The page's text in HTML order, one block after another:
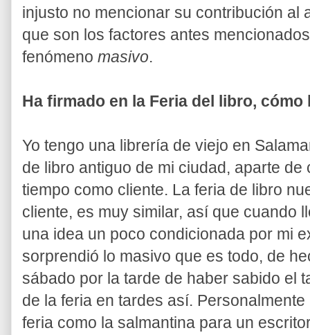
injusto no mencionar su contribución al
que son los factores antes
fenómeno masivo.
Ha firmado en la Feria del libro,
Yo tengo una librería de viejo en
de libro antiguo de mi ciudad, aparte
tiempo como cliente. La feria de libro
cliente, es muy similar, así que cuando
una idea un poco condicionada por mi
sorprendió lo masivo que es todo, de
sábado por la tarde de haber sabido el
de la feria en tardes así.
feria como la salmantina para un